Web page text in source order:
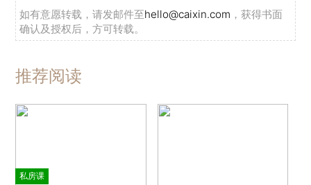
如有意愿转载，请发邮件至hello@caixin.com ，获得书面
确认及授权后，方可转载。
推荐阅读
私房课